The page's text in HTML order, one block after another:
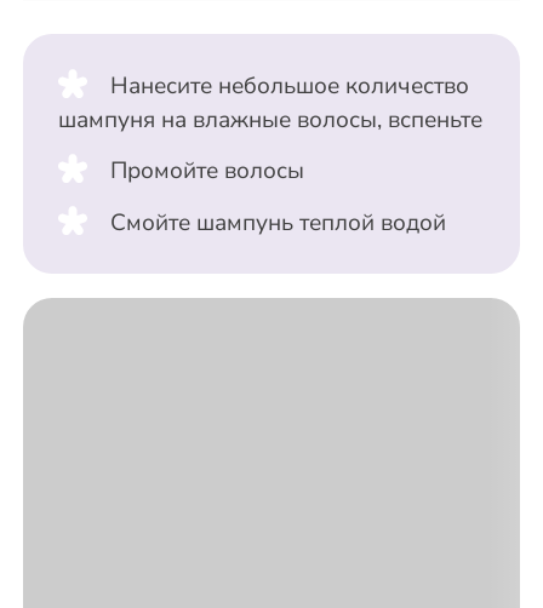
Нанесите небольшое количество
шампуня на влажные волосы, вспеньте
Промойте волосы
Смойте шампунь теплой водой